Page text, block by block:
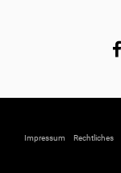
Impressum Rechtliches